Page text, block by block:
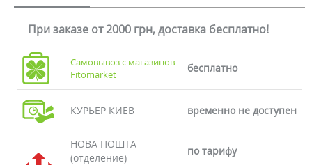
При заказе от 2000 грн, доставка бесплатно!
Самовывоз с магазинов
Fitomarket
бесплатно
КУРЬЕР КИЕВ временно не доступен
НОВА ПОШТА
(отделение)
по тарифу